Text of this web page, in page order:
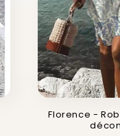
Florence -